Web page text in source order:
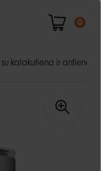
0
kalakutiena ir antiena